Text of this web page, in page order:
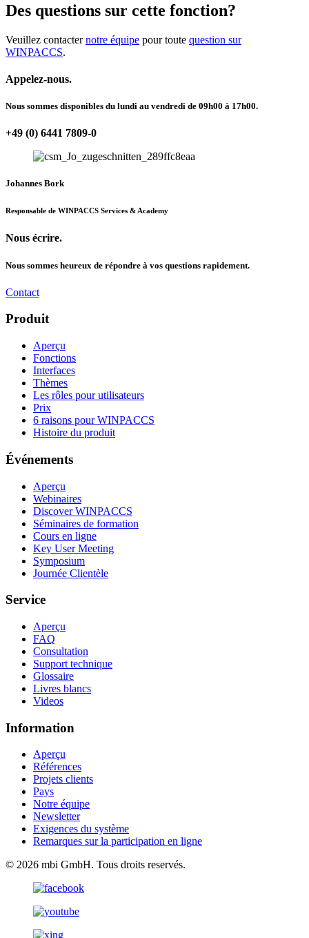
Des questions sur cette fonction?
Veuillez contacternotre équipe pour toute question sur
WINPACCS.
Appelez-nous.
Nous sommes disponibles du lundi au vendredi de 09h00 à 17h00.
+49 (0) 6441 7809-0
Johannes Bork
Responsable de WINPACCS Services & Academy
Nous écrire.
Nous sommes heureux de répondre à vos questions rapidement.
Contact
Produit
Aperçu
Fonctions
Interfaces
Thèmes
Les rôles pour utilisateurs
Prix
6 raisons pour WINPACCS
Histoire du produit
Événements
Aperçu
Webinaires
Discover WINPACCS
Séminaires de formation
Cours en ligne
Key User Meeting
Symposium
Journée Clientèle
Service
Aperçu
FAQ
Consultation
Support technique
Glossaire
Livres blancs
Videos
Information
Aperçu
Références
Projets clients
Pays
Notre équipe
Newsletter
Exigences du système
Remarques sur la participation en ligne
© 2026 mbi GmbH. Tous droits reservés.